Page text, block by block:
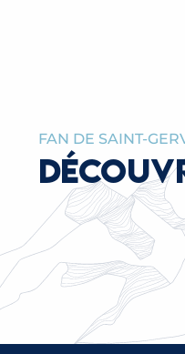
FAN DE SAINT-
LE